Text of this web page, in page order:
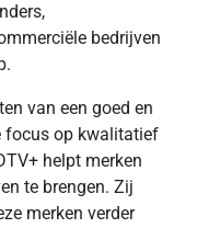
bedrijven
van een goed en
focus op kwalitatief
helpt merken
te brengen. Zij
merken verder